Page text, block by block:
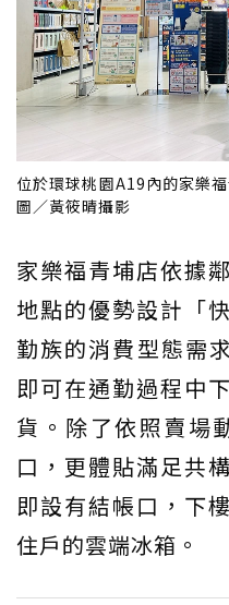
位於環球桃園A19內的家樂
圖／黃筱晴攝影
家樂福青埔店依據
地點的優勢設計「
勤族的消費型態需
即可在通勤過程中
貨。除了依照賣場
口，更體貼滿足共
即設有結帳口，下
住戶的雲端冰箱。